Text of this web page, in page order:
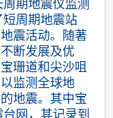
期地震仪监测
周期地震站
震活动。随著
断发展及优
珊道和尖沙咀
监测全球地
地震。其中宝
网，其记录到